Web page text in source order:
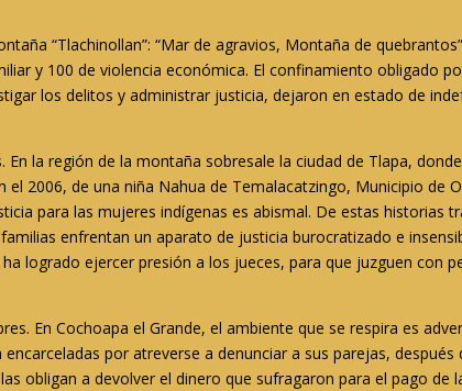
“Tlachinollan”: “Mar de agravios, Montaña de
y 100 de violencia económica. El confinamiento obligado
los delitos y administrar justicia, dejaron en estado de
la región de la montaña sobresale la ciudad de Tlapa,
2006, de una niña Nahua de Temalacatzingo, Municipio de
para las mujeres indígenas es abismal. De estas historias
enfrentan un aparato de justicia burocratizado e
logrado ejercer presión a los jueces, para que juzguen con
En Cochoapa el Grande, el ambiente que se respira es
por atreverse a denunciar a sus parejas, después
obligan a devolver el dinero que sufragaron para el pago de